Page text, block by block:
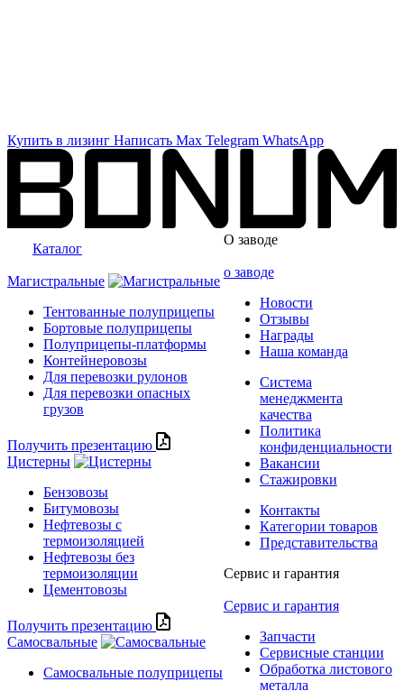
Купить в лизинг Написать Max Telegram WhatsApp
Каталог
Магистральные
Тентованные полуприцепы
Бортовые полуприцепы
Полуприцепы-платформы
Контейнеровозы
Для перевозки рулонов
Для перевозки опасных
грузов
Получить презентацию
Цистерны
Бензовозы
Битумовозы
Нефтевозы с
термоизоляцией
Нефтевозы без
термоизоляции
Цементовозы
Получить презентацию
Самосвальные
Самосвальные полуприцепы
О заводе
о заводе
Новости
Отзывы
Награды
Наша команда
Система
менеджмента
качества
Политика
конфиденциальности
Вакансии
Стажировки
Контакты
Категории товаров
Представительства
Сервис и гарантия
Сервис и гарантия
Запчасти
Сервисные станции
Обработка листового
металла